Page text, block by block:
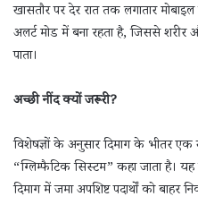
खासतौर पर देर रात तक लगातार
अलर्ट मोड में बना रहता है, जिससे शरीर
पाता।
अच्छी नींद क्यों जरूरी?
विशेषज्ञों के अनुसार दिमाग के भीतर
“ग्लिम्फैटिक सिस्टम” कहा जाता है।
दिमाग में जमा अपशिष्ट पदार्थों को बाहर